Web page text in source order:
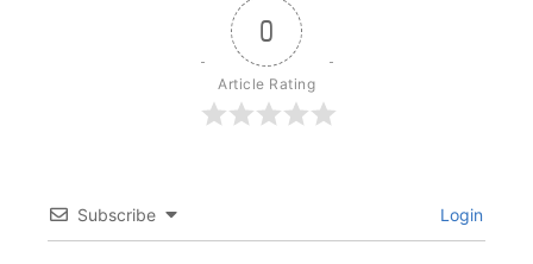
0
Article Rating
Subscribe Login